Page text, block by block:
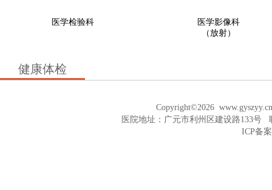
医学检验科
医学影像科
（放射）
健康体检
Copyright©2026
医院地址：广元市利州区建设路133号
ICP备